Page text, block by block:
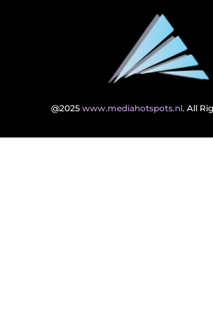
@2025 www.mediahotspots.nl. All